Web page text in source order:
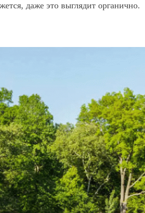
даже это выглядит органично.